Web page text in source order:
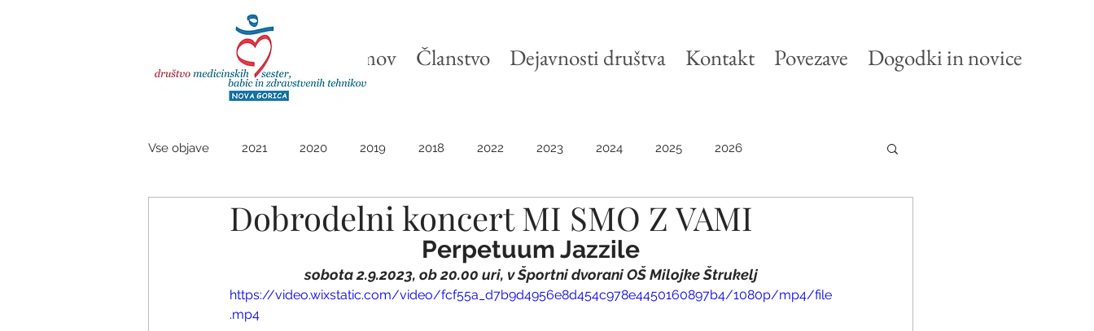
Domov Članstvo Dejavnosti društva Kontakt Povezave Dogodki in novice
Vse objave 2021 2020 2019 2018 2022 2023 2024 2025 2026
Dobrodelni koncert MI SMO Z VAMI
Perpetuum Jazzile
sobota 2.9.2023, ob 20.00 uri, v Športni dvorani OŠ Milojke Štrukelj
https://video.wixstatic.com/video/fcf55a_d7b9d4956e8d454c978e4450160897b4/1080p/mp4/file
.mp4